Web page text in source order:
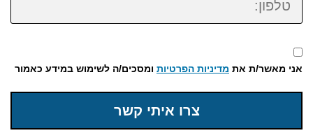
אני מאשר/ת את מדיניות הפרטיות ומסכים/ה לשימוש במידע כאמור
צרו איתי קשר